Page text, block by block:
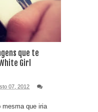
que te
Girl
07, 2012
mesma que iria